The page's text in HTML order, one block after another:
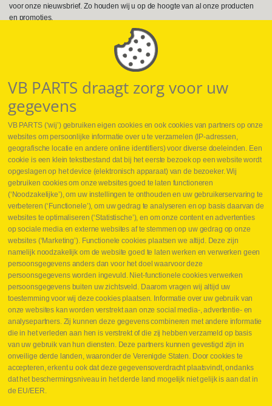
voor onze nieuwsbrief. Zo houden wij u op de hoogte van al onze producten
en promoties.
Volg ons op Social Media
Webshop
Nieuws
Jobs
Contact
Leveringen
Drukcontrole set
Persmaten
Herstellen cilinders
Hoe opmeten?
Hydrogroepen
Hydraulische slangen
Contact VB Parts
Abraham Hansstraat 7 ,B-8800 Roeselare
Tel. +32 (0)51 24 06 05
E-mail info@vbparts.be
⏳ Laatste maand Webtec-promotie!
VB PARTS draagt zorg voor uw
gegevens
VB PARTS (‘wij’) gebruiken eigen cookies en ook cookies van partners op onze
websites om persoonlijke informatie over u te verzamelen (IP-adressen,
geografische locatie en andere online identifiers) voor diverse doeleinden. Een
cookie is een klein tekstbestand dat bij het eerste bezoek op een website wordt
opgeslagen op het device (elektronisch apparaat) van de bezoeker. Wij
gebruiken cookies om onze websites goed te laten functioneren
(‘Noodzakelijke’), om uw instellingen te onthouden en uw gebruikerservaring te
verbeteren (‘Functionele’), om uw gedrag te analyseren en op basis daarvan de
websites te optimaliseren (‘Statistische’), en om onze content en advertenties
op sociale media en externe websites af te stemmen op uw gedrag op onze
websites (‘Marketing’). Functionele cookies plaatsen we altijd. Deze zijn
namelijk noodzakelijk om de website goed te laten werken en verwerken geen
persoonsgegevens anders dan voor het doel waarvoor deze
persoonsgegevens worden ingevuld. Niet-functionele cookies verwerken
persoonsgegevens buiten uw zichtsveld. Daarom vragen wij altijd uw
toestemming voor wij deze cookies plaatsen. Informatie over uw gebruik van
onze websites kan worden verstrekt aan onze social media-, advertentie- en
analysepartners. Zij kunnen deze gegevens combineren met andere informatie
die in het verleden aan hen is verstrekt of die zij hebben verzameld op basis
van uw gebruik van hun diensten. Deze partners kunnen gevestigd zijn in
onveilige derde landen, waaronder de Verenigde Staten. Door cookies te
accepteren, erkent u ook dat deze gegevensoverdracht plaatsvindt, ondanks
dat het beschermingsniveau in het derde land mogelijk niet gelijk is aan dat in
de EU/EER.